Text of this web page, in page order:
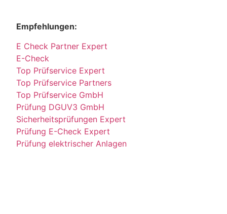
Empfehlungen:
E Check Partner Expert
E-Check
Top Prüfservice Expert
Top Prüfservice Partners
Top Prüfservice GmbH
Prüfung DGUV3 GmbH
Sicherheitsprüfungen Expert
Prüfung E-Check Expert
Prüfung elektrischer Anlagen